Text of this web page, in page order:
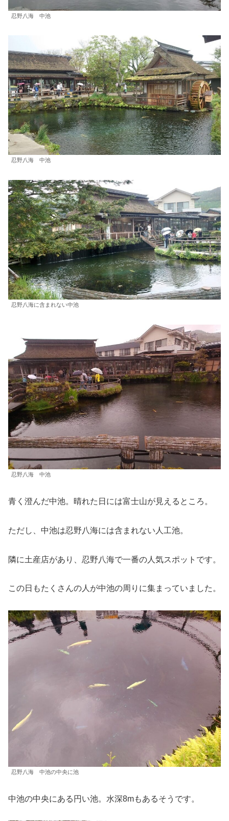
忍野八海 中池
忍野八海 中池
忍野八海に含まれない中池
忍野八海 中池
青く澄んだ中池。晴れた日には富士山が見えるところ。
ただし、中池は忍野八海には含まれない人工池。
隣に土産店があり、忍野八海で一番の人気スポットです。
この日もたくさんの人が中池の周りに集まっていました。
忍野八海 中池の中央に池
中池の中央にある円い池。水深8mもあるそうです。